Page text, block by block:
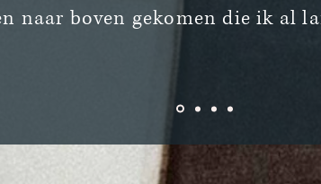
naar boven gekomen die ik al